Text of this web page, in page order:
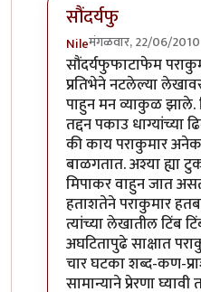
सौंदर्यफु
Nileमंगळवार, 22/06/
In reply toवाह!by
सौंदर्यफुफाटाफेम
प्रतिभेने नटलेल्या लेखावर
पाहुन मन व्याकुळ झाले.
तद्दन पकाउ
की काय पराकुमार अनेक
बाळगतात. अश्या ह्या
मिपाकर वाहुन जात
हताशतेने पराकुमार
त्यांच्या लेखातील टिंब
अघटितापुढे साक्षात
चार घटका शब्द-कण-
सामान्याने प्रेरणा